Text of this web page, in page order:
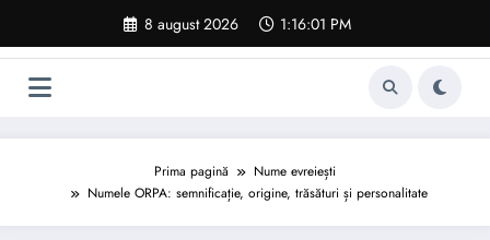
conținut
8 august 2026 1:16:02 PM
Prima pagină
Nume evreiești
Numele ORPA: semnificație, origine, trăsături și personalitate